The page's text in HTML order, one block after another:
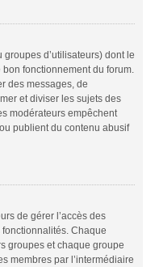
d’utilisateurs) dont le
fonctionnement du forum.
des messages, de
et diviser les sujets des
modérateurs empêchent
publient du contenu abusif
de gérer l’accès des
Chaque
groupes et chaque groupe
membres par l’intermédiaire